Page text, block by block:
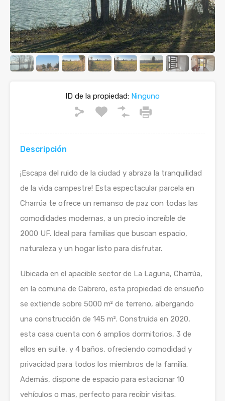
ID de la propiedad: Ninguno
Descripción
¡Escapa del ruido de la ciudad y abraza la tranquilidad
de la vida campestre! Esta espectacular parcela en
Charrúa te ofrece un remanso de paz con todas las
comodidades modernas, a un precio increíble de
2000 UF. Ideal para familias que buscan espacio,
naturaleza y un hogar listo para disfrutar.
Ubicada en el apacible sector de La Laguna, Charrúa,
en la comuna de Cabrero, esta propiedad de ensueño
se extiende sobre 5000 m² de terreno, albergando
una construcción de 145 m². Construida en 2020,
esta casa cuenta con 6 amplios dormitorios, 3 de
ellos en suite, y 4 baños, ofreciendo comodidad y
privacidad para todos los miembros de la familia.
Además, dispone de espacio para estacionar 10
vehículos o mas, perfecto para recibir visitas.